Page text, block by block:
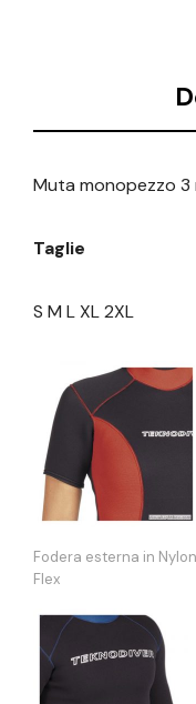
Muta monopezzo
Taglie
S M L XL 2XL
Fodera esterna in
Flex